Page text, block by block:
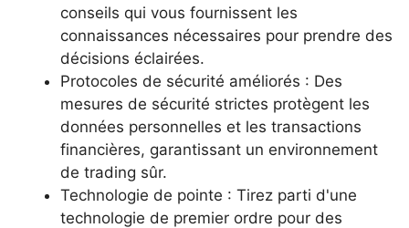
conseils qui vous fournissent les
connaissances nécessaires pour prendre des
décisions éclairées.
Protocoles de sécurité améliorés : Des
mesures de sécurité strictes protègent les
données personnelles et les transactions
financières, garantissant un environnement
de trading sûr.
Technologie de pointe : Tirez parti d'une
technologie de premier ordre pour des